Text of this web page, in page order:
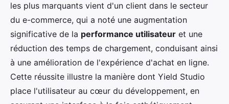
les plus marquants vient d'un client dans le secteur
du e-commerce, qui a noté une augmentation
significative de la performance utilisateur et une
réduction des temps de chargement, conduisant ainsi
à une amélioration de l'expérience d'achat en ligne.
Cette réussite illustre la manière dont Yield Studio
place l'utilisateur au cœur du développement, en